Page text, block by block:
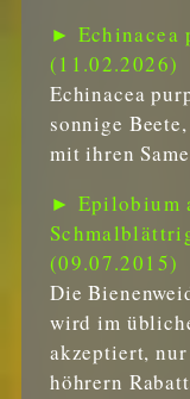
► Echinacea
(11.02.2026)
Echinacea
sonnige
mit ihren
► Epilobium
(09.07.2015)
Die
wird im
akzeptiert,
höhrern